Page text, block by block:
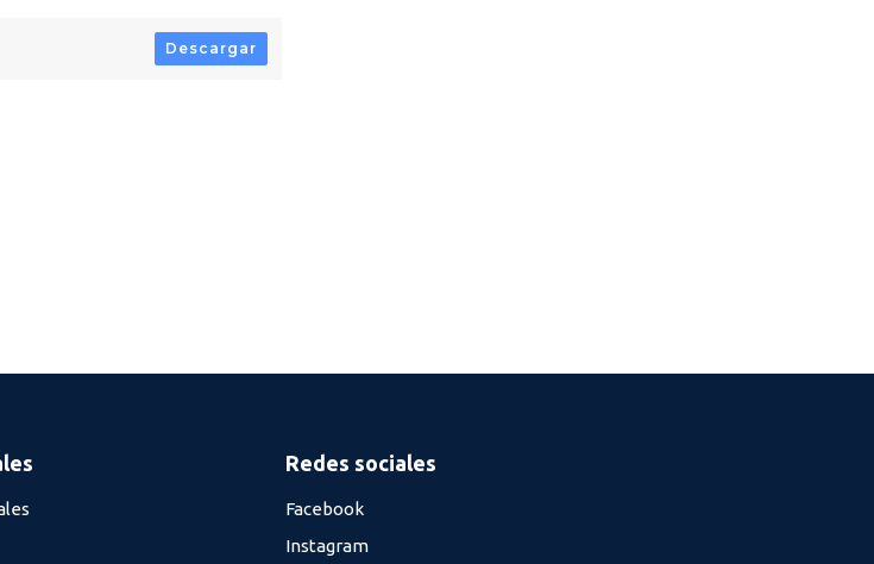
Descargar
Redes sociales
Facebook
Instagram